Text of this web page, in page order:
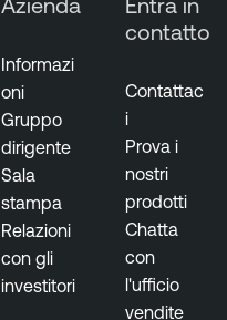
Azienda
Informazi
oni
Gruppo
dirigente
Sala
stampa
Relazioni
con gli
investitori
Entra in
contatto
Contattac
i
Prova i
nostri
prodotti
Chatta
con
l'ufficio
vendite